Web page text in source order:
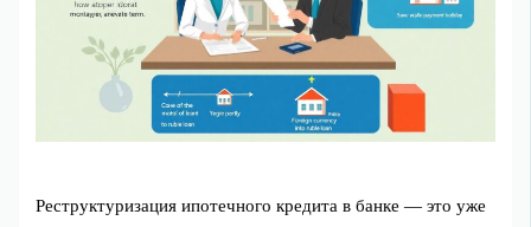
Реструктуризация ипотечного кредита в банке — это уже